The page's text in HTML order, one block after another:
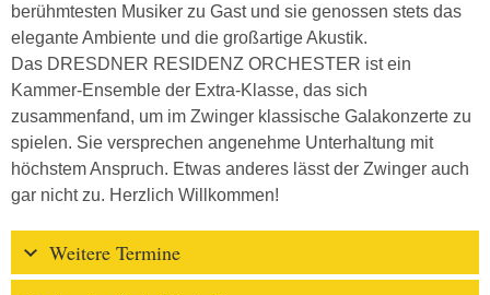
berühmtesten Musiker zu Gast und sie genossen stets das
elegante Ambiente und die großartige Akustik.
Das DRESDNER RESIDENZ ORCHESTER ist ein
Kammer-Ensemble der Extra-Klasse, das sich
zusammenfand, um im Zwinger klassische Galakonzerte zu
spielen. Sie versprechen angenehme Unterhaltung mit
höchstem Anspruch. Etwas anderes lässt der Zwinger auch
gar nicht zu. Herzlich Willkommen!
Weitere Termine